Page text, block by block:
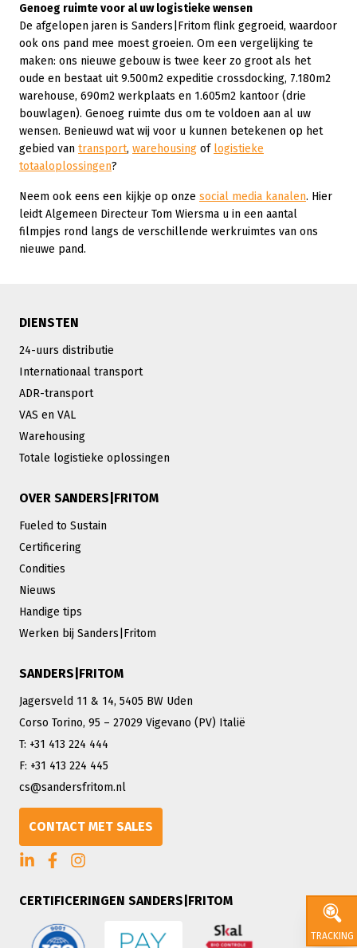
TRACKING
Genoeg ruimte voor al uw logistieke wensen
De afgelopen jaren is Sanders|Fritom flink gegroeid, waardoor
ook ons pand mee moest groeien. Om een vergelijking te
maken: ons nieuwe gebouw is twee keer zo groot als het
oude en bestaat uit 9.500m2 expeditie crossdocking, 7.180m2
warehouse, 690m2 werkplaats en 1.605m2 kantoor (drie
bouwlagen). Genoeg ruimte dus om te voldoen aan al uw
wensen. Benieuwd wat wij voor u kunnen betekenen op het
gebied van transport, warehousing of logistieke
totaaloplossingen?
Neem ook eens een kijkje op onze social media kanalen. Hier
leidt Algemeen Directeur Tom Wiersma u in een aantal
filmpjes rond langs de verschillende werkruimtes van ons
nieuwe pand.
DIENSTEN
24-uurs distributie
Internationaal transport
ADR-transport
VAS en VAL
Warehousing
Totale logistieke oplossingen
OVER SANDERS|FRITOM
Fueled to Sustain
Certificering
Condities
Nieuws
Handige tips
Werken bij Sanders|Fritom
SANDERS|FRITOM
Jagersveld 11 & 14, 5405 BW Uden
Corso Torino, 95 – 27029 Vigevano (PV) Italië
T: +31 413 224 444
F: +31 413 224 445
cs@sandersfritom.nl
CONTACT MET SALES
CERTIFICERINGEN SANDERS|FRITOM